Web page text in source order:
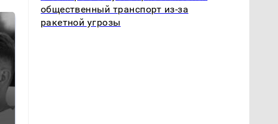
общественный транспорт из-за
ракетной угрозы